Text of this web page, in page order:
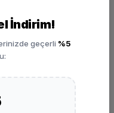
İndirim!
geçerli %5